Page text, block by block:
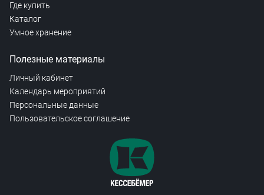
Где купить
Каталог
Умное хранение
Полезные материалы
Личный кабинет
Календарь мероприятий
Персональные данные
Пользовательское соглашение